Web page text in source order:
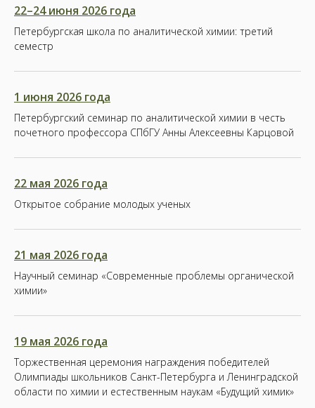
22–24 июня 2026 года
Петербургская школа по аналитической химии: третий
семестр
1 июня 2026 года
Петербургский семинар по аналитической химии в честь
почетного профессора СПбГУ Анны Алексеевны Карцовой
22 мая 2026 года
Открытое собрание молодых ученых
21 мая 2026 года
Научный семинар «Современные проблемы органической
химии»
19 мая 2026 года
Торжественная церемония награждения победителей
Олимпиады школьников Санкт-Петербурга и Ленинградской
области по химии и естественным наукам «Будущий химик»